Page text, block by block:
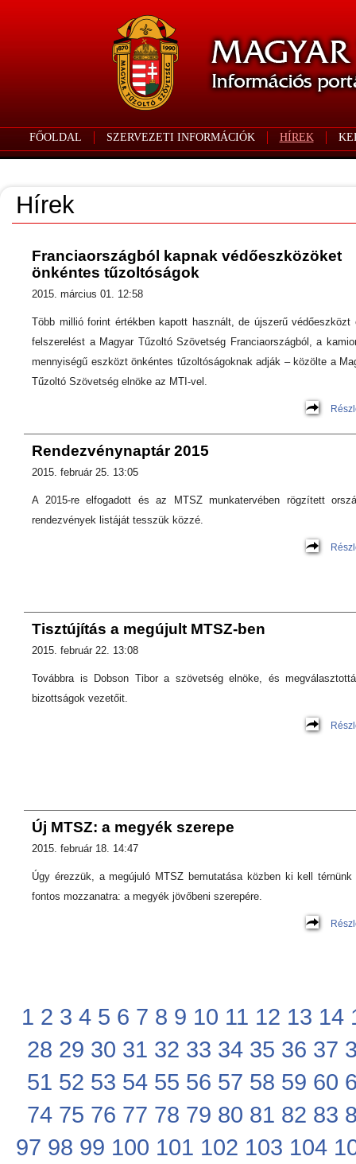
FŐOLDAL SZERVEZETI INFORMÁCIÓK HÍREK
Hírek
Franciaországból kapnak védőeszközöket
önkéntes tűzoltóságok
2015. március 01. 12:58
Több millió forint értékben kapott használt, de újszerű védőeszközt
felszerelést a Magyar Tűzoltó Szövetség Franciaországból, a
mennyiségű eszközt önkéntes tűzoltóságoknak adják – közölte a
Tűzoltó Szövetség elnöke az MTI-vel.
Rendezvénynaptár 2015
2015. február 25. 13:05
A 2015-re elfogadott és az MTSZ munkatervében rögzített
rendezvények listáját tesszük közzé.
Tisztújítás a megújult MTSZ-ben
2015. február 22. 13:08
Továbbra is Dobson Tibor a szövetség elnöke, és
bizottságok vezetőit.
Új MTSZ: a megyék szerepe
2015. február 18. 14:47
Úgy érezzük, a megújuló MTSZ bemutatása közben ki kell térnünk
fontos mozzanatra: a megyék jövőbeni szerepére.
1 2 3 4 5 6 7 8 9 10 11 12 13 14
28 29 30 31 32 33 34 35 36 37
51 52 53 54 55 56 57 58 59 60
74 75 76 77 78 79 80 81 82 83
97 98 99 100 101 102 103 104